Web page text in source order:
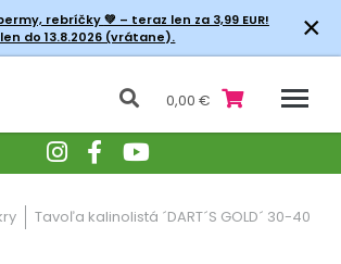
rebríčky💚 – teraz len za 3,99 EUR!
do 13.8.2026 (vrátane).
×
0,00 €
Tavoľa kalinolistá ´DART´S GOLD´ 30-40